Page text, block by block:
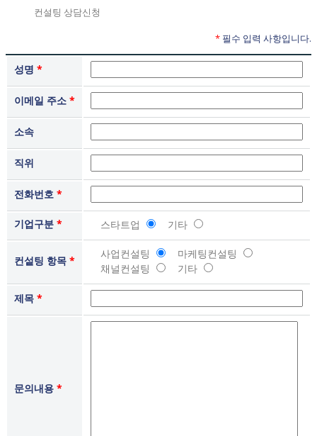
컨설팅 상담신청
* 필수 입력 사항입니다.
성명 *
이메일 주소 *
소속
직위
전화번호 *
기업구분 * 스타트업 기타
컨섵팅 항목 *
사업컨설팅
마케팅컨설팅
채널컨설팅
기타
제목 *
문의내용 *